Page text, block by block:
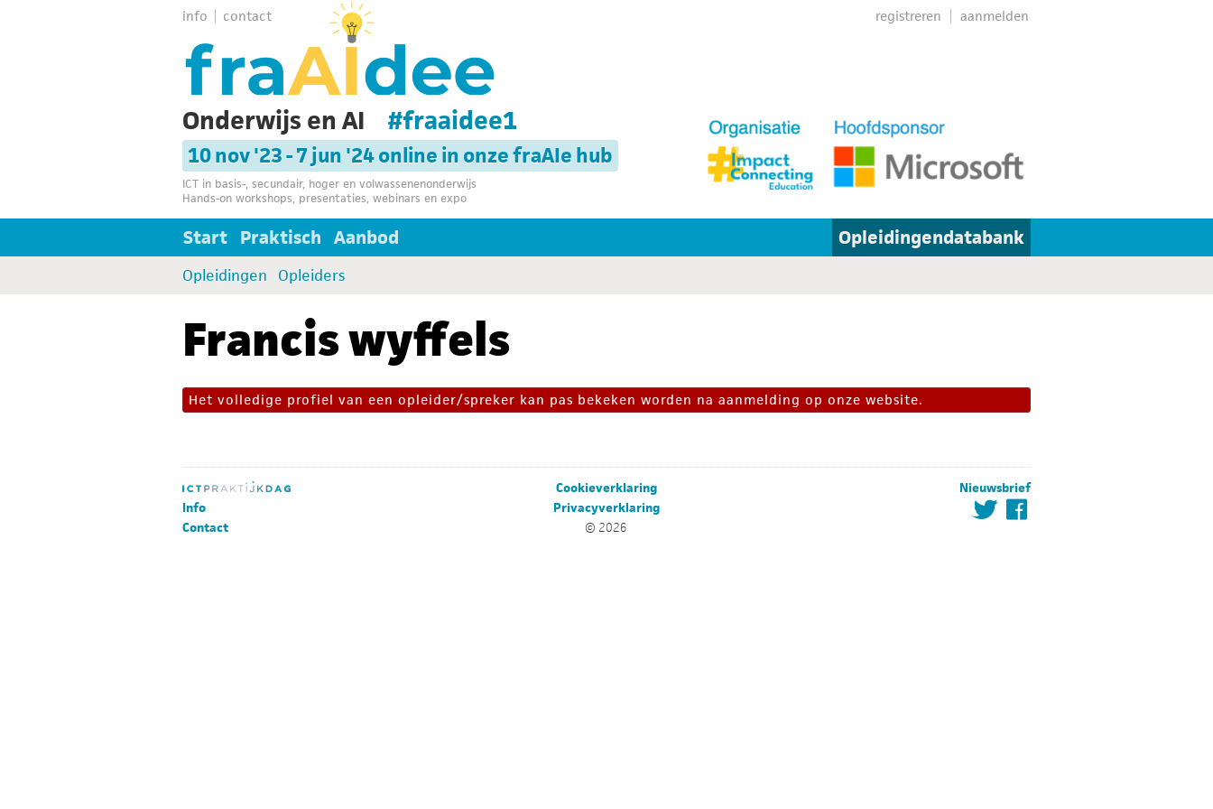
info contact aanmelden
registreren
Onderwijs en AI #fraaidee1
10 nov '23 - 7 jun '24 online in onze fraAIe hub
ICT in basis-, secundair, hoger en volwassenenonderwijs
Hands-on workshops, presentaties, webinars en expo
Start Praktisch Aanbod Opleidingendatabank
Opleidingen Opleiders
Francis wyffels
Het volledige profiel van een opleider/spreker kan pas bekeken worden na aanmelding op onze website.
Info
Contact
Cookieverklaring
Privacyverklaring
© 2026
Nieuwsbrief